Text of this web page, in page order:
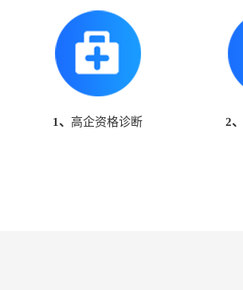
1、 高企资格诊断 2、